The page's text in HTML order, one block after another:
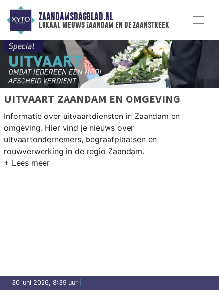
ZAANDAMSDAGBLAD.NL
lokaal nieuws zaandam en de zaanstreek
UITVAART ZAANDAM EN OMGEVING
Informatie over uitvaartdiensten in Zaandam en
omgeving. Hier vind je nieuws over
uitvaartondernemers, begraafplaatsen en
rouwverwerking in de regio Zaandam.
30 juni 2026, 8:39 uur